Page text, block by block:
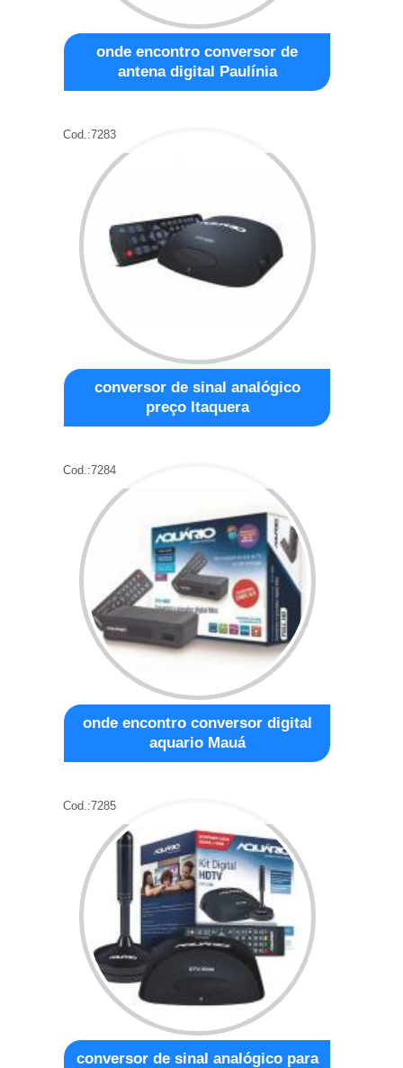
onde encontro conversor de
antena digital Paulínia
Cod.:7283
conversor de sinal analógico
preço Itaquera
Cod.:7284
onde encontro conversor digital
aquario Mauá
Cod.:7285
conversor de sinal analógico para